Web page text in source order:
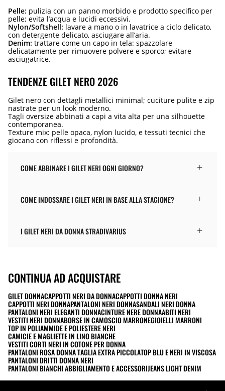
Pelle: pulizia con un panno morbido e prodotto specifico per
pelle; evita l’acqua e lucidi eccessivi.
Nylon/Softshell: lavare a mano o in lavatrice a ciclo delicato,
con detergente delicato, asciugare all’aria.
Denim: trattare come un capo in tela: spazzolare
delicatamente per rimuovere polvere e sporco; evitare
asciugatrice.
TENDENZE GILET NERO 2026
Gilet nero con dettagli metallici minimal; cuciture pulite e zip
nastrate per un look moderno.
Tagli oversize abbinati a capi a vita alta per una silhouette
contemporanea.
Texture mix: pelle opaca, nylon lucido, e tessuti tecnici che
giocano con riflessi e profondità.
COME ABBINARE I GILET NERI OGNI GIORNO?
COME INDOSSARE I GILET NERI IN BASE ALLA STAGIONE?
I GILET NERI DA DONNA STRADIVARIUS
CONTINUA AD ACQUISTARE
GILET DONNACAPPOTTI NERI DA DONNACAPPOTTI DONNA NERI
CAPPOTTI NERI DONNAPANTALONI NERI DONNASANDALI NERI DONNA
PANTALONI NERI ELEGANTI DONNACINTURE NERE DONNAABITI NERI
VESTITI NERI DONNABORSE IN CAMOSCIO MARRONEGIOIELLI MARRONI
TOP IN POLIAMMIDE E POLIESTERE NERI
CAMICIE E MAGLIETTE IN LINO BIANCHE
VESTITI CORTI NERI IN COTONE PER DONNA
PANTALONI ROSA DONNA TAGLIA EXTRA PICCOLATOP BLU E NERI IN VISCOSA
PANTALONI DRITTI DONNA NERI
PANTALONI BIANCHI ABBIGLIAMENTO E ACCESSORIJEANS LIGHT DENIM